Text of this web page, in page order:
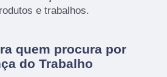
e trabalhos.
quem procura por
do Trabalho